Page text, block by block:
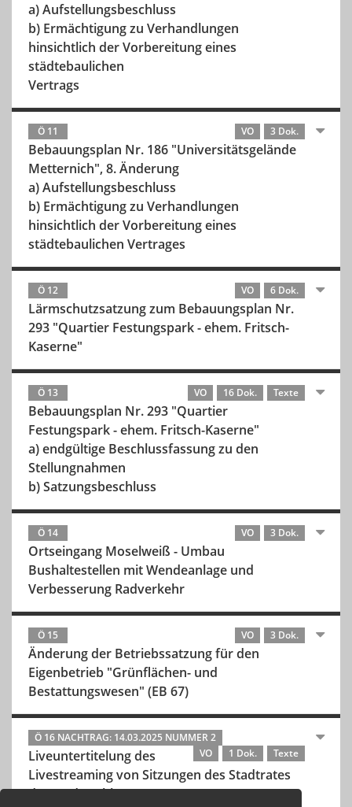
a) Aufstellungsbeschluss
b) Ermächtigung zu Verhandlungen
hinsichtlich der Vorbereitung eines
städtebaulichen
Vertrags
Ö 11 VO 3 Dok.
Bebauungsplan Nr. 186 "Universitätsgelände
Metternich", 8. Änderung
a) Aufstellungsbeschluss
b) Ermächtigung zu Verhandlungen
hinsichtlich der Vorbereitung eines
städtebaulichen Vertrages
Ö 12 VO 6 Dok.
Lärmschutzsatzung zum Bebauungsplan Nr.
293 "Quartier Festungspark - ehem. Fritsch-
Kaserne"
Ö 13 VO 16 Dok. Texte
Bebauungsplan Nr. 293 "Quartier
Festungspark - ehem. Fritsch-Kaserne"
a) endgültige Beschlussfassung zu den
Stellungnahmen
b) Satzungsbeschluss
Ö 14 VO 3 Dok.
Ortseingang Moselweiß - Umbau
Bushaltestellen mit Wendeanlage und
Verbesserung Radverkehr
Ö 15 VO 3 Dok.
Änderung der Betriebssatzung für den
Eigenbetrieb "Grünflächen- und
Bestattungswesen" (EB 67)
Ö 16 NACHTRAG: 14.03.2025 NUMMER 2
VO
1 Dok. Texte
Liveuntertitelung des
Livestreaming von Sitzungen des Stadtrates
der Stadt Koblenz